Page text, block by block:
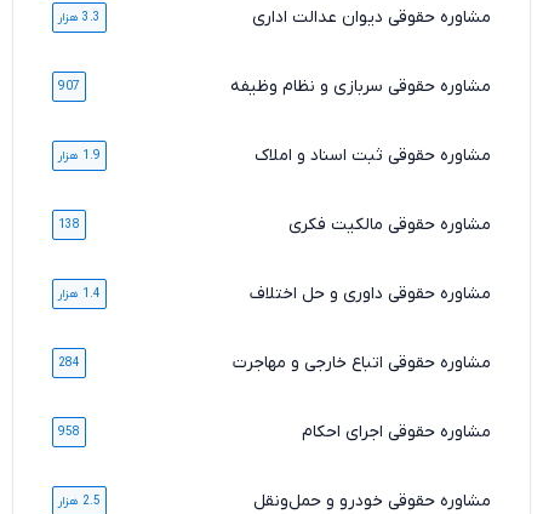
مشاوره حقوقی دیوان عدالت اداری 3.3 هزار
مشاوره حقوقی سربازی و نظام وظیفه 907
مشاوره حقوقی ثبت اسناد و املاک 1.9 هزار
مشاوره حقوقی مالکیت فکری 138
مشاوره حقوقی داوری و حل اختلاف 1.4 هزار
مشاوره حقوقی اتباع خارجی و مهاجرت 284
مشاوره حقوقی اجرای احکام 958
مشاوره حقوقی خودرو و حمل‌ونقل 2.5 هزار